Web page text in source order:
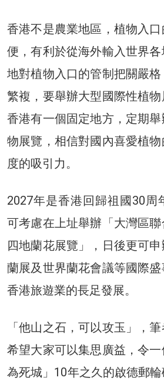
香港不是農業地區，植物入
便，有利於從海外輸入世界
地對植物入口的管制把關嚴
繁複，要舉辦大型國際性植
香港有一個固定地方，定期
物展覽，相信對國內喜愛植
度的吸引力。
2027年是香港回歸祖國30周
可考慮在上址舉辦「大灣區
四地蘭花展覽」，日後更可
蘭展及世界蘭花會議等國際
香港旅遊業的長足發展。
「他山之石，可以攻玉」，
希望大家可以集思廣益，令
為死城」10年之久的啟德郵